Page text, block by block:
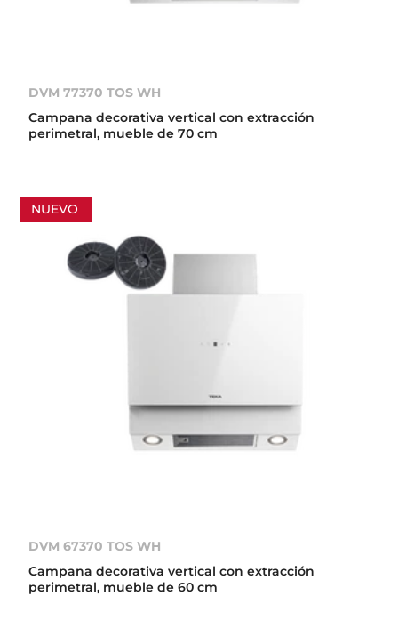
DVM 77370 TOS WH
Campana decorativa vertical con extracción
perimetral, mueble de 70 cm
NUEVO
DVM 67370 TOS WH
Campana decorativa vertical con extracción
perimetral, mueble de 60 cm